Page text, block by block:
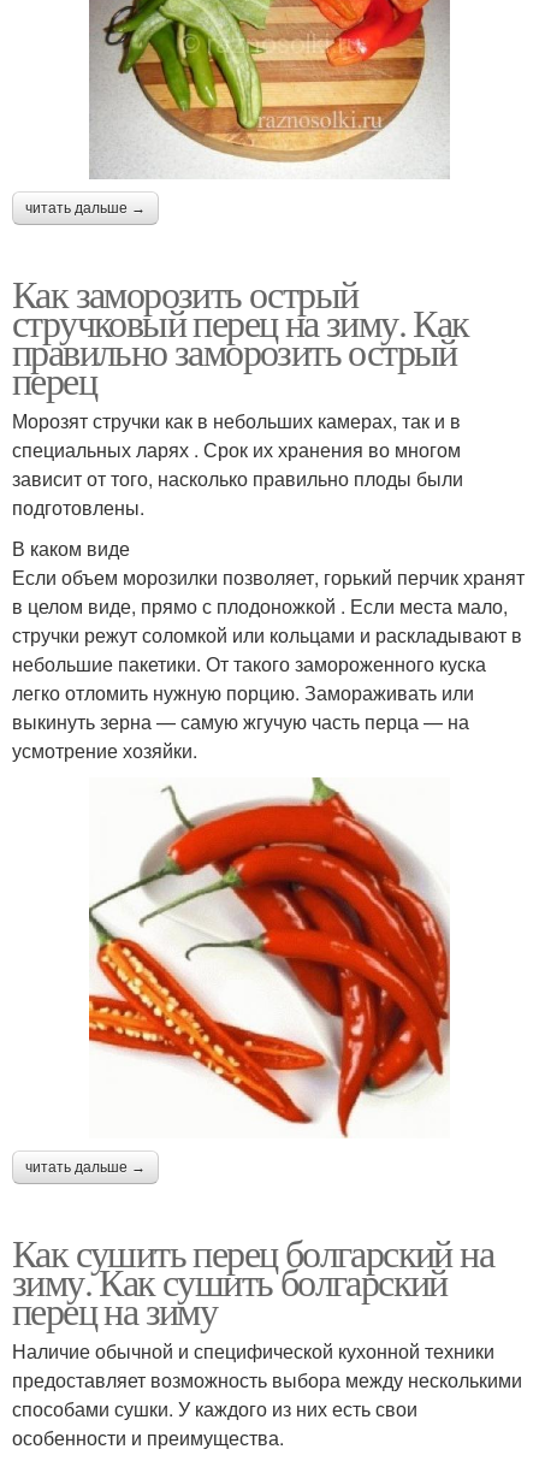
читать дальше →
Как заморозить острый
стручковый перец на зиму. Как
правильно заморозить острый
перец
Морозят стручки как в небольших камерах, так и в
специальных ларях . Срок их хранения во многом
зависит от того, насколько правильно плоды были
подготовлены.
В каком виде
Если объем морозилки позволяет, горький перчик хранят
в целом виде, прямо с плодоножкой . Если места мало,
стручки режут соломкой или кольцами и раскладывают в
небольшие пакетики. От такого замороженного куска
легко отломить нужную порцию. Замораживать или
выкинуть зерна — самую жгучую часть перца — на
усмотрение хозяйки.
читать дальше →
Как сушить перец болгарский на
зиму. Как сушить болгарский
перец на зиму
Наличие обычной и специфической кухонной техники
предоставляет возможность выбора между несколькими
способами сушки. У каждого из них есть свои
особенности и преимущества.